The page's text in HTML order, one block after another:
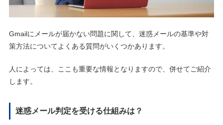
Gmailにメールが届かない問題に関して、迷惑メールの基準や対
策方法についてよくある質問がいくつかあります。
人によっては、ここも重要な情報となりますので、併せてご紹介
します。
迷惑メール判定を受ける仕組みは？